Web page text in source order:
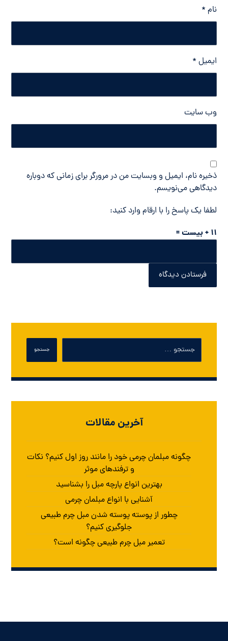
نام *
ایمیل *
وب‌ سایت
ذخیره نام، ایمیل و وبسایت من در مرورگر برای زمانی که دوباره
دیدگاهی می‌نویسم.
لطفا یک پاسخ را با ارقام وارد کنید:
11 + بیست =
فرستادن دیدگاه
جستجو
آخرین مقالات
چگونه مبلمان چرمی خود را مانند روز اول کنیم؟ نکات
و ترفندهای موثر
بهترین انواع پارچه مبل را بشناسید
آشنایی با انواع مبلمان چرمی
چطور از پوسته پوسته شدن مبل چرم طبیعی
جلوگیری کنیم؟
تعمیر مبل چرم طبیعی چگونه است؟